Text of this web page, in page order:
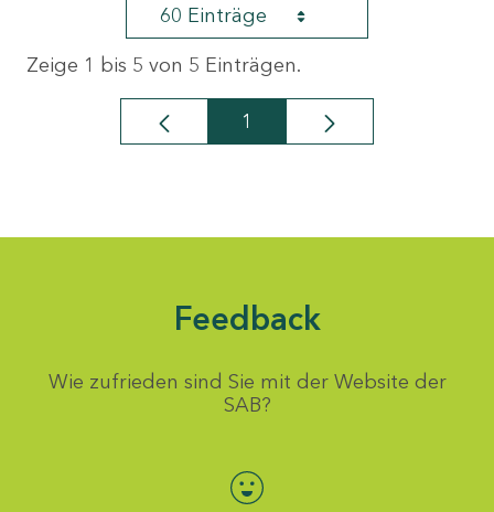
60 Einträge
Zeige 1 bis 5 von 5 Einträgen.
Seite
1
Feedback
Wie zufrieden sind Sie mit der Website der
SAB?
Bewertung auswählen